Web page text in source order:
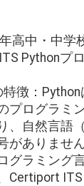
高中・中学
Pythonプ
特徴：
プログラミ
、自然言語
がありませ
グラミング
Certiport